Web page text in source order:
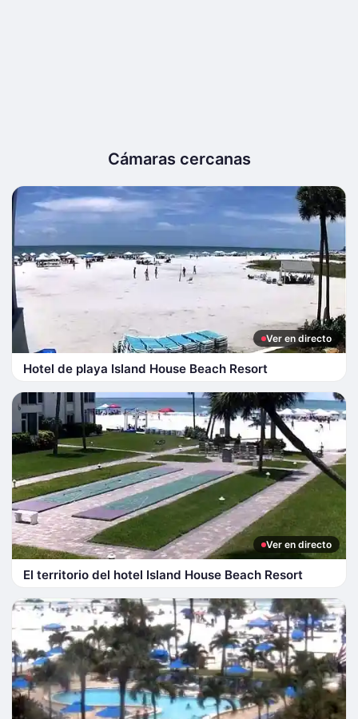
Cámaras cercanas
Ver en directo
Hotel de playa Island House Beach Resort
Ver en directo
El territorio del hotel Island House Beach Resort